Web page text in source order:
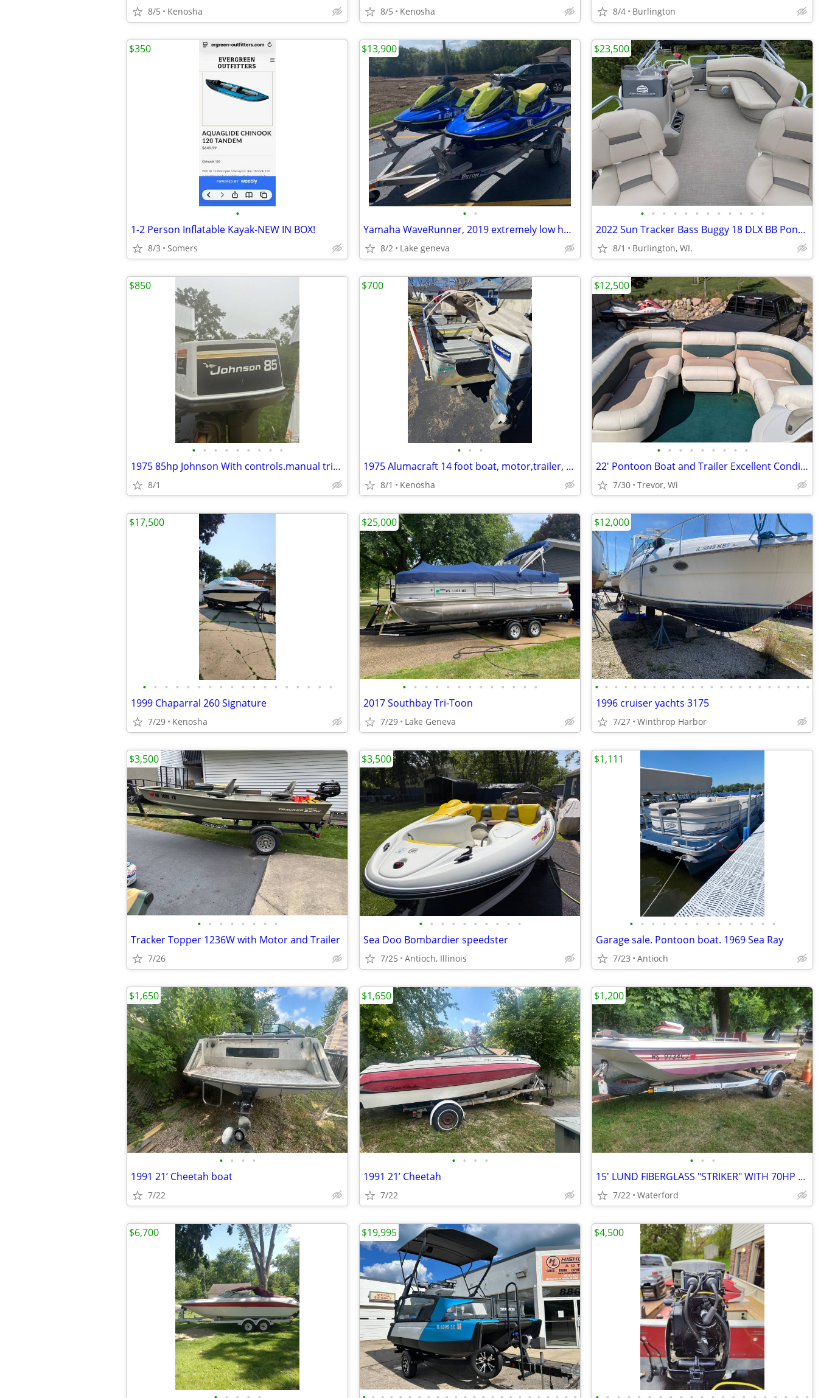
8/5 Kenosha 8/5 Kenosha 8/4 Burlington
•
1-2 Person Inflatable Kayak-NEW IN BOX!
8/3 Somers
$350
• •
Yamaha WaveRunner, 2019 extremely low hours
8/2 Lake geneva
$13,900
• • • • • • • • • • • •
2022 Sun Tracker Bass Buggy 18 DLX BB Pontoon – Mercury 60HP
8/1 Burlington, WI.
$23,500
• • • • • • • • •
1975 85hp Johnson With controls.manual trim.
8/1
$850
• • •
1975 Alumacraft 14 foot boat, motor,trailer, gas tank,locator and oars
8/1 Kenosha
$700
• • • • • • • • •
22' Pontoon Boat and Trailer Excellent Condition!
7/30 Trevor, Wi
$12,500
• • • • • • • • • • • • • • • • • •
1999 Chaparral 260 Signature
7/29 Kenosha
$17,500
• • • • • • • • • • • • •
2017 Southbay Tri-Toon
7/29 Lake Geneva
$25,000
• • • • • • • • • • • • • • • • • • • • • • •
1996 cruiser yachts 3175
7/27 Winthrop Harbor
$12,000
• • • • • • • •
Tracker Topper 1236W with Motor and Trailer
7/26
$3,500
• • • • • • • • • •
Sea Doo Bombardier speedster
7/25 Antioch, Illinois
$3,500
• • • • • • • • • • • • • •
Garage sale. Pontoon boat. 1969 Sea Ray
7/23 Antioch
$1,111
• • • •
1991 21’ Cheetah boat
7/22
$1,650
• • • •
1991 21’ Cheetah
7/22
$1,650
• • •
15' LUND FIBERGLASS "STRIKER" WITH 70HP MERCURY OUTBOARD & TRAILER
7/22 Waterford
$1,200
$6,700 $19,995 $4,500